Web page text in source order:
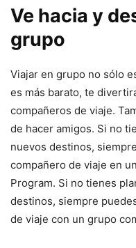
Ve hacia y
grupo
Viajar en grupo no sólo
es más barato, te
compañeros de viaje.
de hacer amigos. Si no
nuevos destinos,
compañero de viaje en
Program. Si no tienes
destinos, siempre
de viaje con un grupo